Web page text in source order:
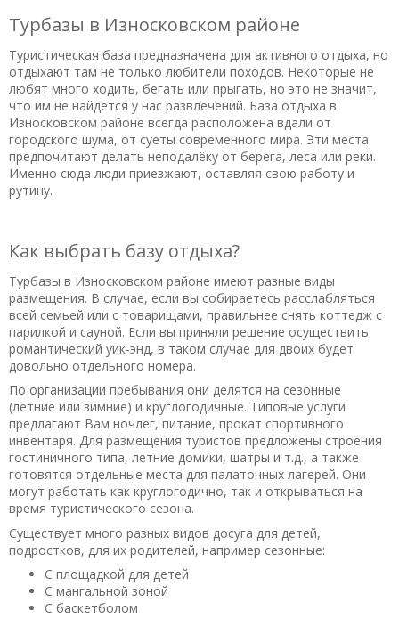
Турбазы в Износковском районе
Туристическая база предназначена для активного отдыха, но
отдыхают там не только любители походов. Некоторые не
любят много ходить, бегать или прыгать, но это не значит,
что им не найдётся у нас развлечений. База отдыха в
Износковском районе всегда расположена вдали от
городского шума, от суеты современного мира. Эти места
предпочитают делать неподалёку от берега, леса или реки.
Именно сюда люди приезжают, оставляя свою работу и
рутину.
Как выбрать базу отдыха?
Турбазы в Износковском районе имеют разные виды
размещения. В случае, если вы собираетесь расслабляться
всей семьей или с товарищами, правильнее снять коттедж с
парилкой и сауной. Если вы приняли решение осуществить
романтический уик-энд, в таком случае для двоих будет
довольно отдельного номера.
По организации пребывания они делятся на сезонные
(летние или зимние) и круглогодичные. Типовые услуги
предлагают Вам ночлег, питание, прокат спортивного
инвентаря. Для размещения туристов предложены строения
гостиничного типа, летние домики, шатры и т.д., а также
готовятся отдельные места для палаточных лагерей. Они
могут работать как круглогодично, так и открываться на
время туристического сезона.
Существует много разных видов досуга для детей,
подростков, для их родителей, например сезонные:
С площадкой для детей
С мангальной зоной
С баскетболом